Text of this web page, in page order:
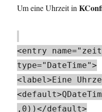
Um eine Uhrzeit in
<entry
type="DateTime">
<label>Eine
,0))</default>